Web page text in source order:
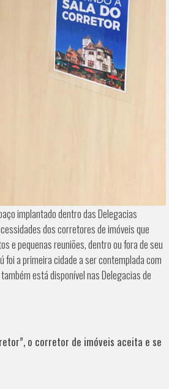
implantado dentro das Delegacias
dos corretores de imóveis que
e pequenas reuniões, dentro ou fora de seu
foi a primeira cidade a ser contemplada com
está disponível nas Delegacias de
o corretor de imóveis aceita e se